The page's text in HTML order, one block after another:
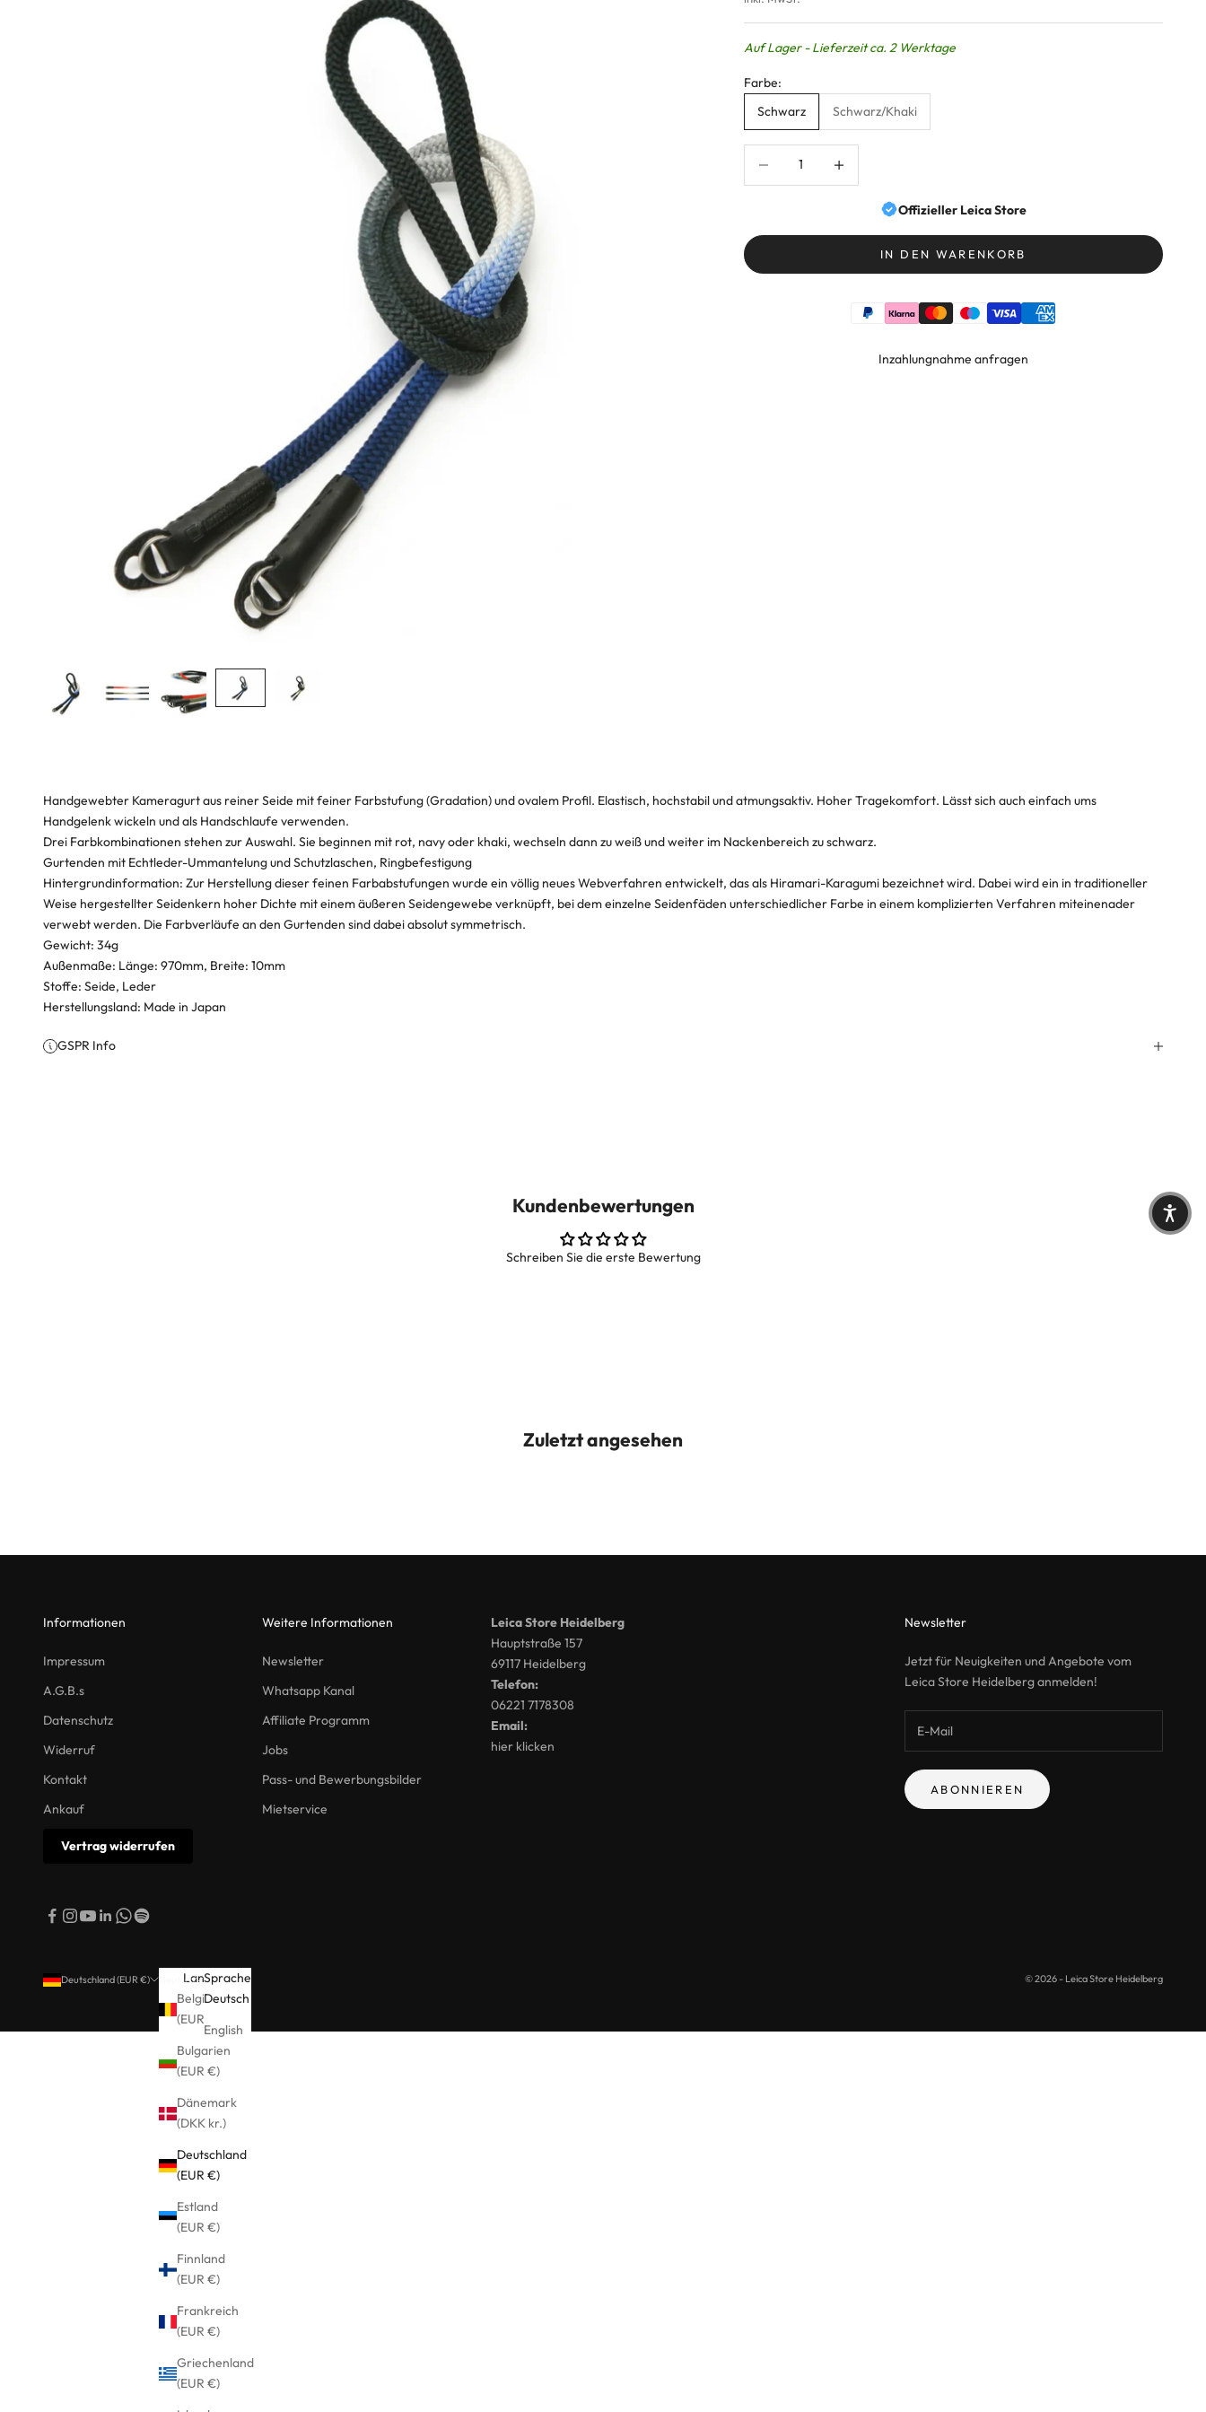
Auf Lager - Lieferzeit ca. 2 Werktage
Farbe:
Schwarz
Schwarz/Khaki
Offizieller Leica Store
IN DEN WARENKORB
Inzahlungnahme anfragen
Handgewebter Kameragurt aus reiner Seide mit feiner Farbstufung (Gradation) und ovalem Profil. Elastisch, hochstabil und atmungsaktiv. Hoher Tragekomfort. Lässt sich auch einfach ums
Handgelenk wickeln und als Handschlaufe verwenden.
Drei Farbkombinationen stehen zur Auswahl. Sie beginnen mit rot, navy oder khaki, wechseln dann zu weiß und weiter im Nackenbereich zu schwarz.
Gurtenden mit Echtleder-Ummantelung und Schutzlaschen, Ringbefestigung
Hintergrundinformation: Zur Herstellung dieser feinen Farbabstufungen wurde ein völlig neues Webverfahren entwickelt, das als Hiramari-Karagumi bezeichnet wird. Dabei wird ein in traditioneller
Weise hergestellter Seidenkern hoher Dichte mit einem äußeren Seidengewebe verknüpft, bei dem einzelne Seidenfäden unterschiedlicher Farbe in einem komplizierten Verfahren miteinenader
verwebt werden. Die Farbverläufe an den Gurtenden sind dabei absolut symmetrisch.
Gewicht: 34g
Außenmaße: Länge: 970mm, Breite: 10mm
Stoffe: Seide, Leder
Herstellungsland: Made in Japan
GSPR Info
Kundenbewertungen
Schreiben Sie die erste Bewertung
Zuletzt angesehen
Informationen
Impressum
A.G.B.s
Datenschutz
Widerruf
Kontakt
Ankauf
Vertrag widerrufen
Weitere Informationen
Newsletter
Whatsapp Kanal
Affiliate Programm
Jobs
Pass- und Bewerbungsbilder
Mietservice
Leica Store Heidelberg
Hauptstraße 157
69117 Heidelberg
Telefon:
06221 7178308
Email:
hier klicken
Newsletter
Jetzt für Neuigkeiten und Angebote vom
Leica Store Heidelberg anmelden!
ABONNIEREN
Deutschland (EUR €)
Land
Belgien
Bulgarien
(EUR €)
Dänemark
(DKK kr.)
Deutschland
(EUR €)
Estland
(EUR €)
Finnland
(EUR €)
Frankreich
(EUR €)
Griechenland
(EUR €)
Deutsch
Sprache
Deutsch
English
© 2026 - Leica Store Heidelberg